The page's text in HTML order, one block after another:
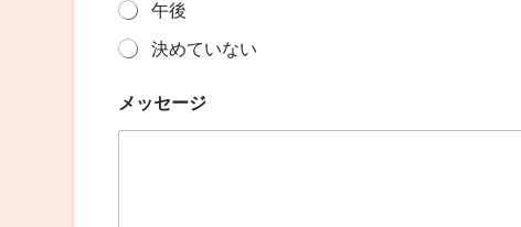
午後
決めていない
メッセージ